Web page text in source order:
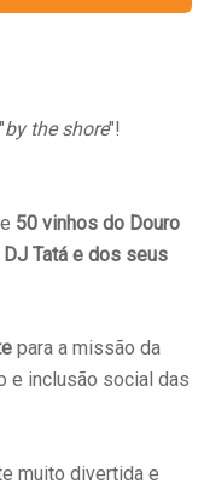
by the shore"!
50 vinhos do Douro
DJ Tatá e dos seus
para a missão da
e inclusão social das
muito divertida e